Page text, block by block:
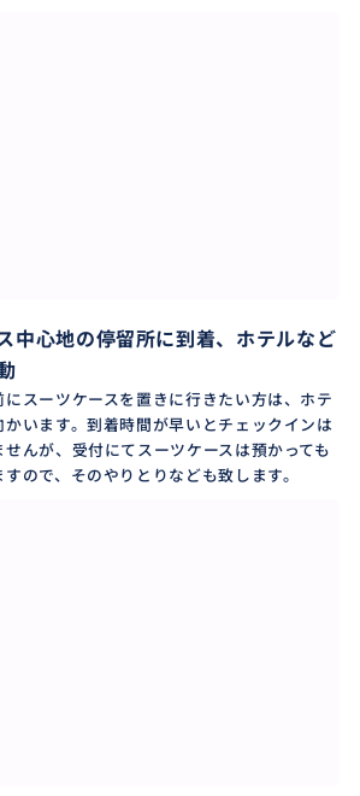
中心地の停留所に到着、ホテルなど
にスーツケースを置きに行きたい方は、ホテ
かいます。到着時間が早いとチェックインは
せんが、受付にてスーツケースは預かっても
すので、そのやりとりなども致します。